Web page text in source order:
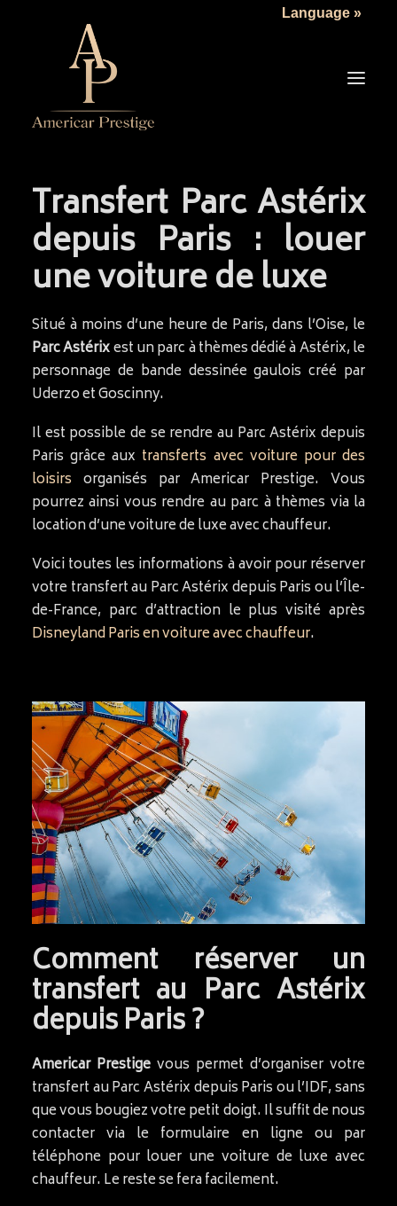
LA SOCIÉTÉ
LES VÉHICULES
TARIFS
ACTUALITÉS
NOUS CONTACTER
Transfert Parc Astérix
depuis Paris : louer
une voiture de luxe
Situé à moins d’une heure de Paris, dans l’Oise, le
Parc Astérixest un parc à thèmes dédié à Astérix, le
personnage de bande dessinée gaulois créé par
Uderzo et Goscinny.
Il est possible de se rendre au Parc Astérix depuis
Paris grâce aux transferts avec voiture pour des
loisirs organisés par Americar Prestige. Vous
pourrez ainsi vous rendre au parc à thèmes via la
location d’une voiture de luxe avec chauffeur.
Voici toutes les informations à avoir pour réserver
votre transfert au Parc Astérix depuis Paris ou l’Île-
de-France, parc d’attraction le plus visité après
Disneyland Paris en voiture avec chauffeur.
Comment réserver un
transfert au Parc Astérix
depuis Paris ?
Americar Prestige vous permet d’organiser votre
transfert au Parc Astérix depuis Paris ou l’IDF, sans
que vous bougiez votre petit doigt. Il suffit de nous
contacter via le formulaire en ligne ou par
téléphone pour louer une voiture de luxe avec
chauffeur. Le reste se fera facilement.
Language »